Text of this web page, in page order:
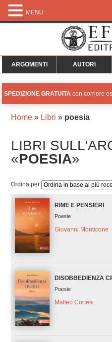
ARGOMENTI AUTORI
SPEDIZIONE GRATUITA con corriere
Home» Libri » poesia
LIBRI
«POESIA»
Ordina per
RIME E PENSIERI
Poesie
Giovanni Monticone
DISOBBEDIENZA
Poesie
Matteo Cortesi
MENU